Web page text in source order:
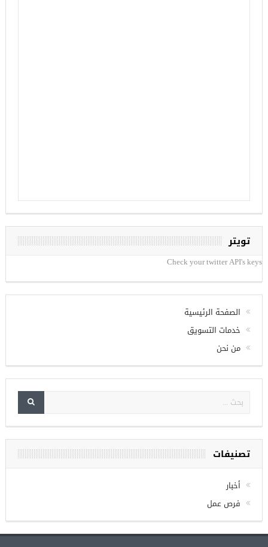
تويتر
Check your twitter API's keys
الصفحة الرئيسية
خدمات التسويق
من نحن
تصنيفات
أخبار
فرص عمل